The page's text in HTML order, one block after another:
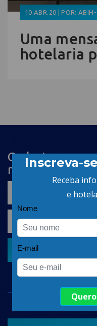
10.ABR.20 | POR: ABIH-
Uma
hotelaria
Cadastre-se
nosso